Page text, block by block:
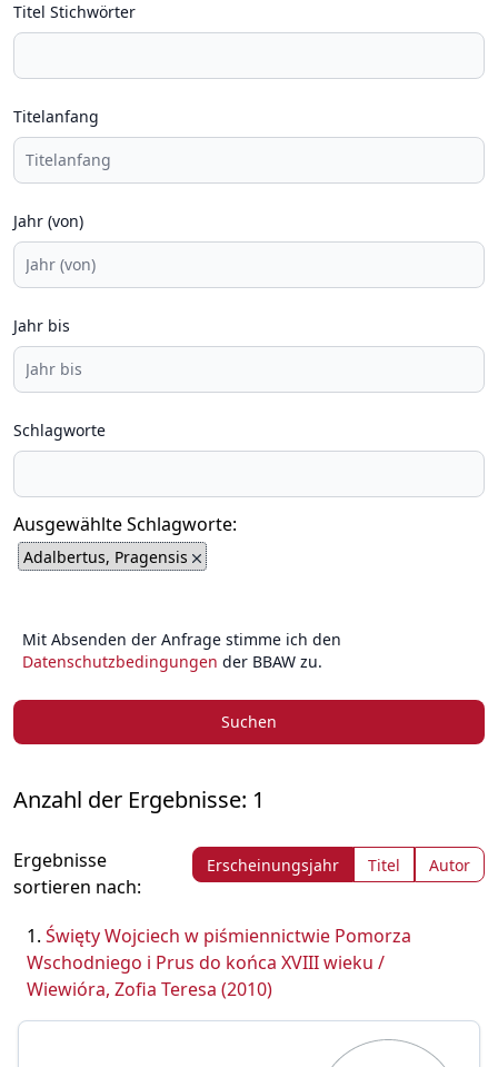
Titel Stichwörter
Titelanfang
Jahr (von)
Jahr bis
Schlagworte
Ausgewählte Schlagworte:
Adalbertus, Pragensis
Mit Absenden der Anfrage stimme ich den
Datenschutzbedingungen der BBAW zu.
Suchen
Anzahl der Ergebnisse: 1
Ergebnisse
sortieren nach:
Erscheinungsjahr Titel Autor
Święty Wojciech w piśmiennictwie Pomorza
Wschodniego i Prus do końca XVIII wieku /
Wiewióra, Zofia Teresa (2010)